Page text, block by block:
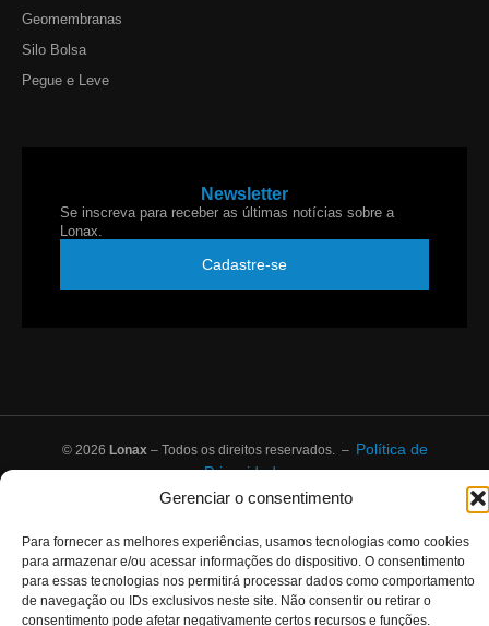
Gerenciar o consentimento
Para fornecer as melhores experiências, usamos tecnologias como cookies
para armazenar e/ou acessar informações do dispositivo. O consentimento
para essas tecnologias nos permitirá processar dados como comportamento
de navegação ou IDs exclusivos neste site. Não consentir ou retirar o
consentimento pode afetar negativamente certos recursos e funções.
Geomembranas
Silo Bolsa
Pegue e Leve
Newsletter
Se inscreva para receber as últimas notícias sobre a
Lonax.
Cadastre-se
© 2026 Lonax– Todos os direitos reservados. – Política de
Privacidade